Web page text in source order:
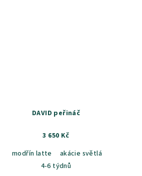
DAVID peřináč
3 650 Kč
modřín latte
akácie světlá
4-6 týdnů